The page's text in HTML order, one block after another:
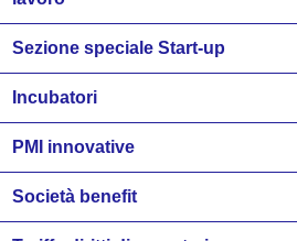
Sezione speciale Start-up
Incubatori
PMI innovative
Società benefit